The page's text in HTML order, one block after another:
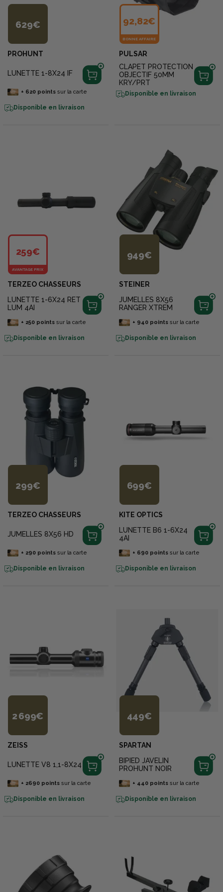
629€
PROHUNT
LUNETTE 1-8X24 IF
+ 620pointssur la carte
Disponible en livraison
92,82€
BONNE AFFAIRE
PULSAR
CLAPET PROTECTION
OBJECTIF 50MM
KRY/PRT
Disponible en livraison
259€
AVANTAGE PRIX
TERZEO CHASSEURS
LUNETTE 1-6X24 RET
LUM 4AI
+ 250pointssur la carte
Disponible en livraison
949€
STEINER
JUMELLES 8X56
RANGER XTREM
+ 940pointssur la carte
Disponible en livraison
299€
TERZEO CHASSEURS
JUMELLES 8X56 HD
+ 290pointssur la carte
Disponible en livraison
699€
KITE OPTICS
LUNETTE B6 1-6X24
4AI
+ 690pointssur la carte
Disponible en livraison
2 699€
ZEISS
LUNETTE V8 1,1-8X24
+ 2690pointssur la carte
Disponible en livraison
449€
SPARTAN
BIPIED JAVELIN
PROHUNT NOIR
+ 440pointssur la carte
Disponible en livraison